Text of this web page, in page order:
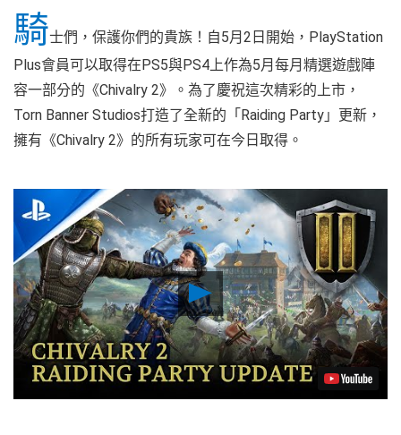
騎士們，保護你們的貴族！自5月2日開始，PlayStation
Plus會員可以取得在PS5與PS4上作為5月每月精選遊戲陣
容一部分的《Chivalry 2》。為了慶祝這次精彩的上市，
Torn Banner Studios打造了全新的「Raiding Party」更新，
擁有《Chivalry 2》的所有玩家可在今日取得。
Play
Video